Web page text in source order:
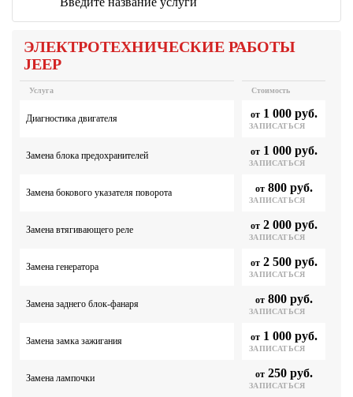
ЭЛЕКТРОТЕХНИЧЕСКИЕ РАБОТЫ
JEEP
Услуга Стоимость
Диагностика двигателя от1 000 руб.
ЗАПИСАТЬСЯ
Замена блока предохранителей от1 000 руб.
ЗАПИСАТЬСЯ
Замена бокового указателя поворота от800 руб.
ЗАПИСАТЬСЯ
Замена втягивающего реле от2 000 руб.
ЗАПИСАТЬСЯ
Замена генератора от2 500 руб.
ЗАПИСАТЬСЯ
Замена заднего блок-фанаря от800 руб.
ЗАПИСАТЬСЯ
Замена замка зажигания от1 000 руб.
ЗАПИСАТЬСЯ
Замена лампочки от250 руб.
ЗАПИСАТЬСЯ